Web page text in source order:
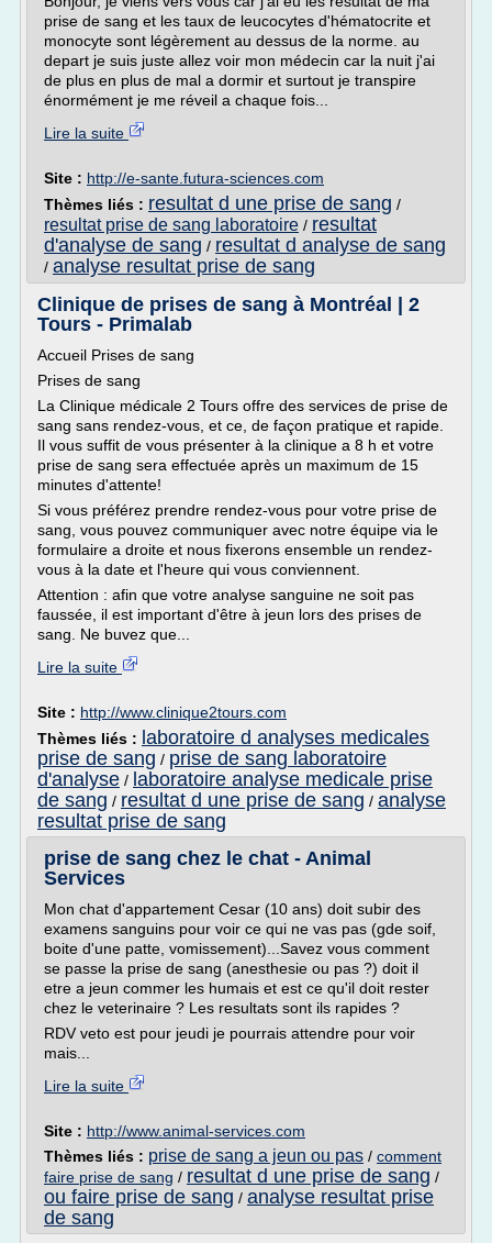
prise de sang et les taux de leucocytes d'hématocrite et
monocyte sont légèrement au dessus de la norme. au
depart je suis juste allez voir mon médecin car la nuit j'ai
de plus en plus de mal a dormir et surtout je transpire
énormément je me réveil a chaque fois...
Lire la suite
Site : http://e-sante.futura-sciences.com
Thèmes liés : resultat d une prise de sang /
resultat prise de sang laboratoire / resultat
d'analyse de sang / resultat d analyse de sang
/ analyse resultat prise de sang
Clinique de prises de sang à Montréal | 2
Tours - Primalab
Accueil Prises de sang
Prises de sang
La Clinique médicale 2 Tours offre des services de prise de
sang sans rendez-vous, et ce, de façon pratique et rapide.
Il vous suffit de vous présenter à la clinique a 8 h et votre
prise de sang sera effectuée après un maximum de 15
minutes d'attente!
Si vous préférez prendre rendez-vous pour votre prise de
sang, vous pouvez communiquer avec notre équipe via le
formulaire a droite et nous fixerons ensemble un rendez-
vous à la date et l'heure qui vous conviennent.
Attention : afin que votre analyse sanguine ne soit pas
faussée, il est important d'être à jeun lors des prises de
sang. Ne buvez que...
Lire la suite
Site : http://www.clinique2tours.com
Thèmes liés : laboratoire d analyses medicales
prise de sang / prise de sang laboratoire
d'analyse / laboratoire analyse medicale prise
de sang / resultat d une prise de sang / analyse
resultat prise de sang
prise de sang chez le chat - Animal
Services
Mon chat d'appartement Cesar (10 ans) doit subir des
examens sanguins pour voir ce qui ne vas pas (gde soif,
boite d'une patte, vomissement)...Savez vous comment
se passe la prise de sang (anesthesie ou pas ?) doit il
etre a jeun commer les humais et est ce qu'il doit rester
chez le veterinaire ? Les resultats sont ils rapides ?
RDV veto est pour jeudi je pourrais attendre pour voir
mais...
Lire la suite
Site : http://www.animal-services.com
Thèmes liés : prise de sang a jeun ou pas / comment
faire prise de sang / resultat d une prise de sang /
ou faire prise de sang / analyse resultat prise
de sang